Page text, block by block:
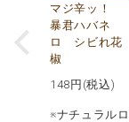
マジ辛ッ！
暴君ハバネ
ロ シビれ花
椒
148 円(税込)
※ナチュラル